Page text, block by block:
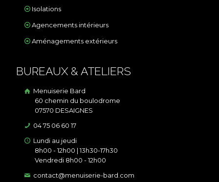
Isolations
Agencements intérieurs
Aménagements extérieurs
BUREAUX & ATELIERS
Menuiserie Bard
60 chemin du boulodrome
07570 DESAIGNES
04 75 06 60 17
Lundi au jeudi
8h00 - 12h00 | 13h30-17h30
Vendredi 8h00 - 12h00
contact@menuiserie-bard.com